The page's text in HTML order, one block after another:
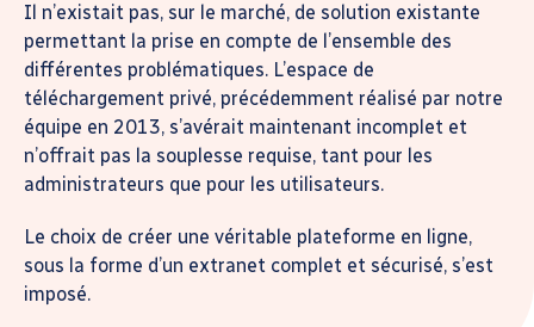
Il n’existait pas, sur le marché, de solution existante
permettant la prise en compte de l’ensemble des
différentes problématiques. L’espace de
téléchargement privé, précédemment réalisé par notre
équipe en 2013, s’avérait maintenant incomplet et
n’offrait pas la souplesse requise, tant pour les
administrateurs que pour les utilisateurs.
Le choix de créer une véritable plateforme en ligne,
sous la forme d’un extranet complet et sécurisé, s’est
imposé.